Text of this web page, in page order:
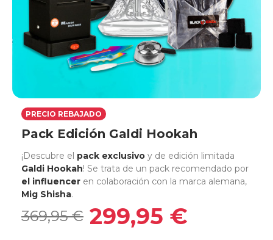
PRECIO REBAJADO
Pack Edición Galdi Hookah
¡Descubre el pack exclusivo y de edición limitada
Galdi Hookah! Se trata de un pack recomendado por
el influencer en colaboración con la marca alemana,
Mig Shisha.
369,95 € 299,95 €